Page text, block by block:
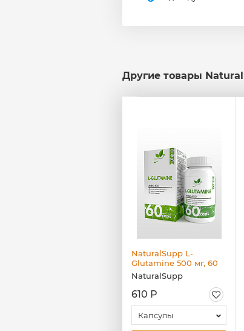
Другие товары
NaturalSupp L-
Glutamine 500 мг, 60
капс
NaturalSupp
610 Р
Капсулы